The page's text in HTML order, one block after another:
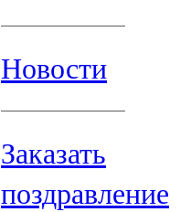
Новости
Заказать
поздравление